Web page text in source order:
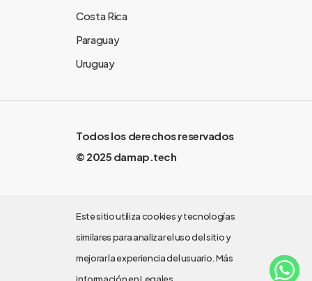
Costa Rica
Paraguay
Uruguay
Todos los derechos reservados
© 2025 damap.tech
Este sitio utiliza cookies y tecnologías
similares para analizar el uso del sitio y
mejorar la experiencia del usuario. Más
información enLegales